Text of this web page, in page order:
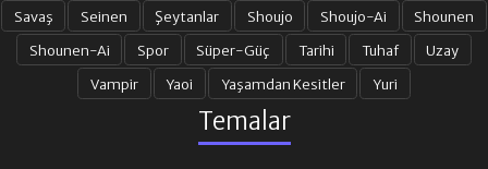
Savaş Seinen Şeytanlar Shoujo Shoujo-Ai
Shounen
Shounen-Ai
Spor Süper-Güç Tarihi Tuhaf
Uzay
Vampir
Yaoi Yaşamdan Kesitler Yuri
Temalar